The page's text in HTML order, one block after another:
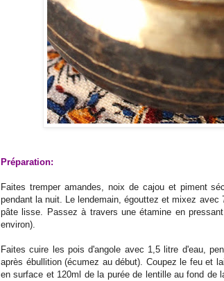
Préparation:
Faites tremper amandes, noix de cajou et piment
pendant la nuit. Le lendemain, égouttez et mixez avec
pâte lisse. Passez à travers une étamine en
environ).
Faites cuire les pois d'angole avec 1,5 litre d'eau,
après ébullition (écumez au début). Coupez le feu et
en surface et 120ml de la purée de lentille au fond de